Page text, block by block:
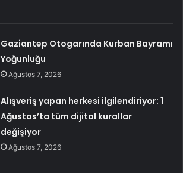
Gaziantep Otogarında Kurban Bayramı
Yoğunluğu
Ağustos 7, 2026
Alışveriş yapan herkesi ilgilendiriyor: 1
Ağustos’ta tüm dijital kurallar
değişiyor
Ağustos 7, 2026